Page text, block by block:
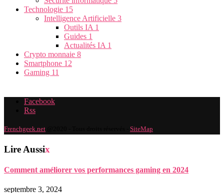
Technologie 15
Intelligence Artificielle 3
Outils IA 1
Guides 1
Actualités IA 1
Crypto monnaie 8
Smartphone 12
Gaming 11
Facebook
Rss
Frenchgeek.net SiteMap
Lire Aussix
Comment améliorer vos performances gaming en 2024
septembre 3, 2024